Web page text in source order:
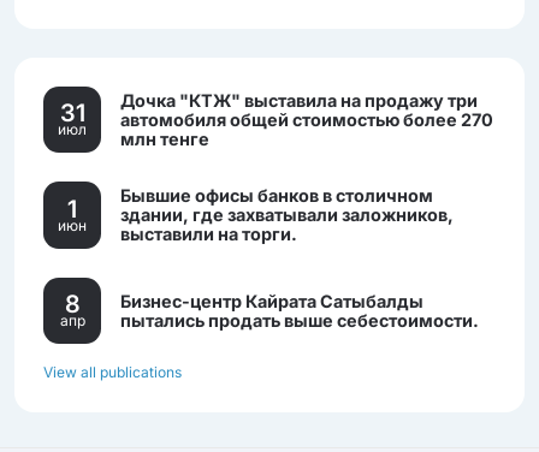
31
июл
Дочка "КТЖ" выставила на продажу три
автомобиля общей стоимостью более 270
млн тенге
1
июн
Бывшие офисы банков в столичном
здании, где захватывали заложников,
выставили на торги.
8
апр
Бизнес-центр Кайрата Сатыбалды
пытались продать выше себестоимости.
View all publications